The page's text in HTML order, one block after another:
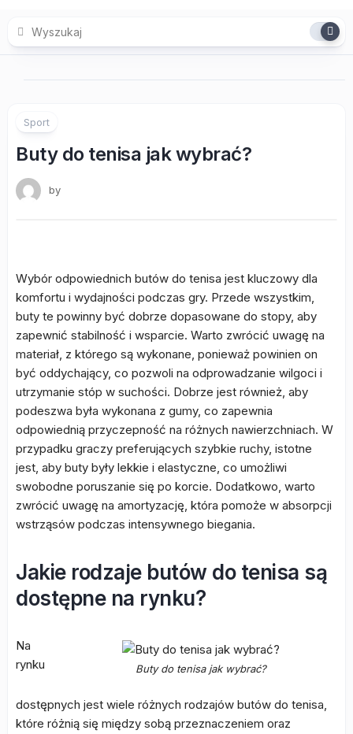
content
Sport
Buty do tenisa jak wybrać?
by
Wybór odpowiednich butów do tenisa jest kluczowy dla
komfortu i wydajności podczas gry. Przede wszystkim,
buty te powinny być dobrze dopasowane do stopy, aby
zapewnić stabilność i wsparcie. Warto zwrócić uwagę na
materiał, z którego są wykonane, ponieważ powinien on
być oddychający, co pozwoli na odprowadzanie wilgoci i
utrzymanie stóp w suchości. Dobrze jest również, aby
podeszwa była wykonana z gumy, co zapewnia
odpowiednią przyczepność na różnych nawierzchniach. W
przypadku graczy preferujących szybkie ruchy, istotne
jest, aby buty były lekkie i elastyczne, co umożliwi
swobodne poruszanie się po korcie. Dodatkowo, warto
zwrócić uwagę na amortyzację, która pomoże w absorpcji
wstrząsów podczas intensywnego biegania.
Jakie rodzaje butów do tenisa są
dostępne na rynku?
Buty do tenisa jak wybrać?
Na
rynku
dostępnych jest wiele różnych rodzajów butów do tenisa,
które różnią się między sobą przeznaczeniem oraz